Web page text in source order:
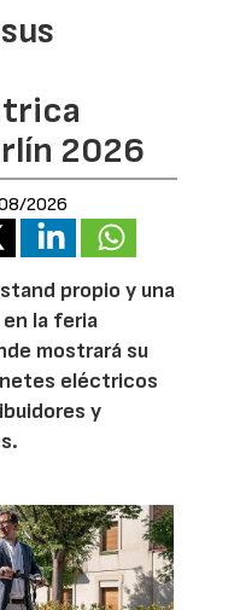
2026
2026
propio y una
la feria
mostrará su
eléctricos
y